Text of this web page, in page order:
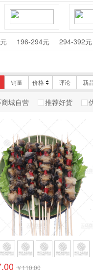
海霸王/海王子
靖海
新华东
海宇泉
江汇鲜
196-294元 294-392元
销量 价格 评论 新
城自营 推荐好货
￥110.00